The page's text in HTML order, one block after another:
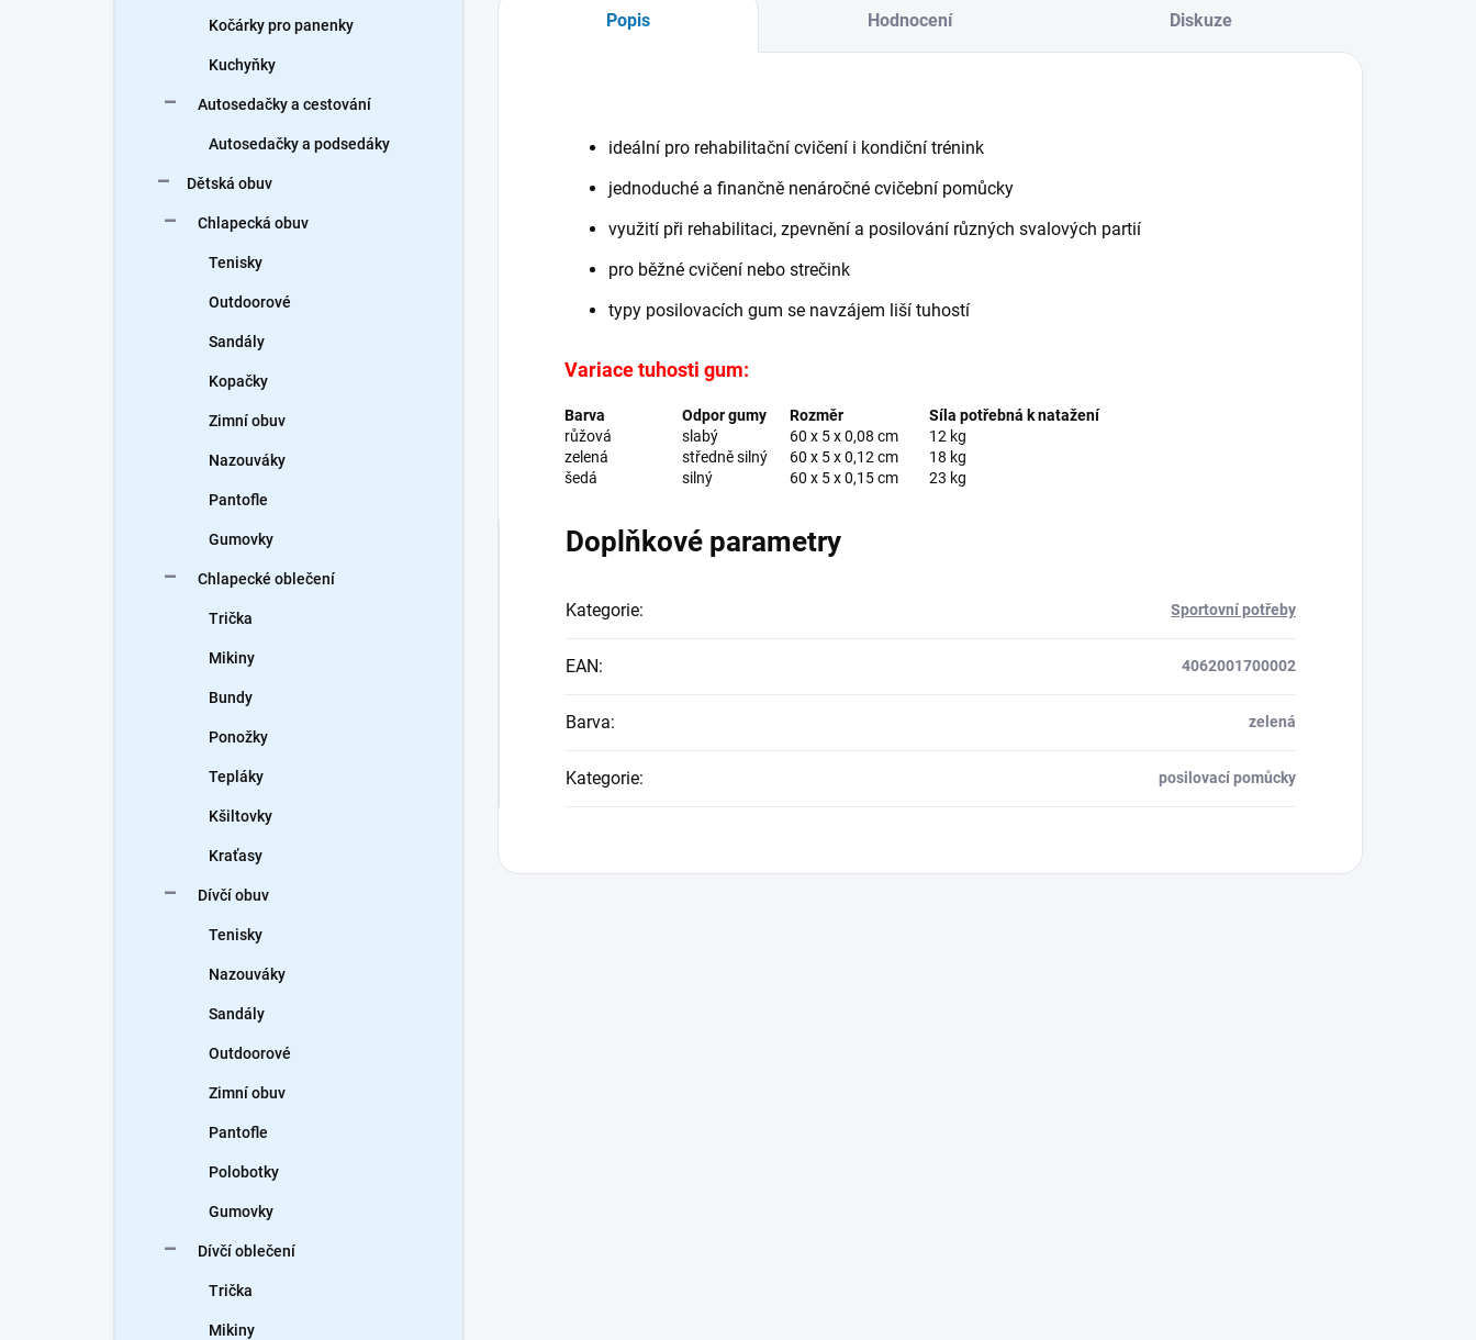
Kočárky pro panenky
Kuchyňky
Autosedačky a cestování
Autosedačky a podsedáky
Dětská obuv
Chlapecká obuv
Tenisky
Outdoorové
Sandály
Kopačky
Zimní obuv
Nazouváky
Pantofle
Gumovky
Chlapecké oblečení
Trička
Mikiny
Bundy
Ponožky
Tepláky
Kšiltovky
Kraťasy
Dívčí obuv
Tenisky
Nazouváky
Sandály
Outdoorové
Zimní obuv
Pantofle
Polobotky
Gumovky
Dívčí oblečení
Trička
Mikiny
Popis Hodnocení Diskuze
ideální pro rehabilitační cvičení i kondiční trénink
jednoduché a finančně nenáročné cvičební pomůcky
využití při rehabilitaci, zpevnění a posilování různých svalových partií
pro běžné cvičení nebo strečink
typy posilovacích gum se navzájem liší tuhostí
Variace tuhosti gum:
Barva Odpor gumy Rozměr
Síla potřebná k natažení
růžová
slabý 60 x 5 x 0,08 cm
12 kg
zelená
středně silný 60 x 5 x 0,12 cm
18 kg
šedá
silný 60 x 5 x 0,15 cm 23 kg
Doplňkové parametry
Kategorie: Sportovní potřeby
EAN: 4062001700002
Barva: zelená
Kategorie: posilovací pomůcky